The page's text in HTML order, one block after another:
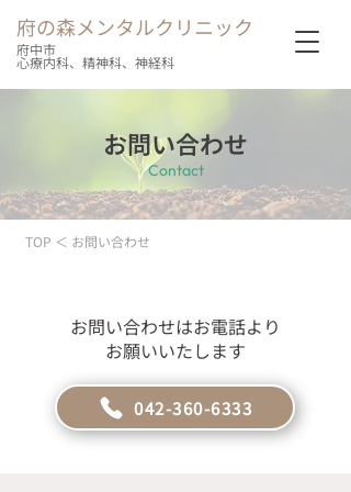
府の森メンタルクリニック
府中市
心療内科、精神科、神経科
お問い合わせ
Contact
TOP ＜ お問い合わせ
お問い合わせはお電話より
お願いいたします
042-360-6333